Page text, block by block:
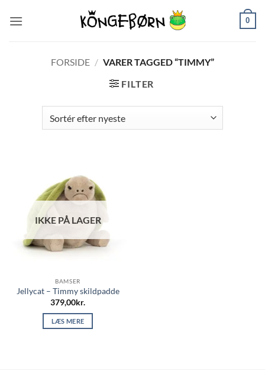
0
FORSIDE / VARER TAGGED “TIMMY”
FILTER
IKKE PÅ LAGER
BAMSER
Jellycat – Timmy skildpadde
379,00kr.
LÆS MERE